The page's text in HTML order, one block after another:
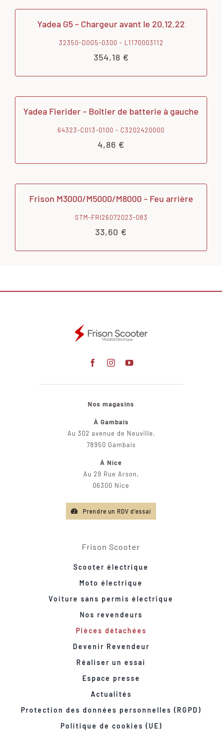
Yadea G5 – Chargeur avant le 20.12.22
32350-D0G5-0300 - L1170003112
354,18 €
Yadea Fierider – Boîtier de batterie à gauche
64323-C013-0100 - C3202420000
4,86 €
Frison M3000/M5000/M8000 – Feu arrière
STM-FRI26072023-083
33,60 €
Nos magasins
À Gambais
Au 302 avenue de Neuville,
78950 Gambais
À Nice
Au 29 Rue Arson,
06300 Nice
Prendre un RDV d'essai
Frison Scooter
Scooter électrique
Moto électrique
Voiture sans permis électrique
Nos revendeurs
Pièces détachées
Devenir Revendeur
Réaliser un essai
Espace presse
Actualités
Protection des données personnelles (RGPD)
Politique de cookies (UE)